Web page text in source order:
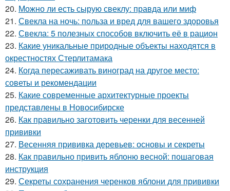
20. Можно ли есть сырую свеклу: правда или миф
21. Свекла на ночь: польза и вред для вашего здоровья
22. Свекла: 5 полезных способов включить её в рацион
23. Какие уникальные природные объекты находятся в
окрестностях Стерлитамака
24. Когда пересаживать виноград на другое место:
советы и рекомендации
25. Какие современные архитектурные проекты
представлены в Новосибирске
26. Как правильно заготовить черенки для весенней
прививки
27. Весенняя прививка деревьев: основы и секреты
28. Как правильно привить яблоню весной: пошаговая
инструкция
29. Секреты сохранения черенков яблони для прививки